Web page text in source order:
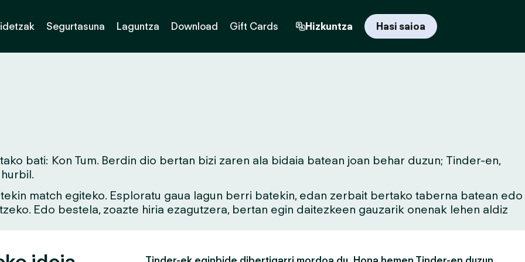
Segurtasuna Laguntza Download Gift Cards Hizkuntza Hasi saioa
bati: Kon Tum. Berdin dio bertan bizi zaren ala bidaia batean joan behar duzun; Tinder-en,
match egiteko. Esploratu gaua lagun berri batekin, edan zerbait bertako taberna batean edo
Edo bestela, zoazte hiria ezagutzera, bertan egin daitezkeen gauzarik onenak lehen aldiz